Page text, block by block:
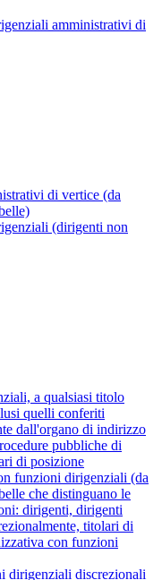
amministrativi di
di vertice (da
(dirigenti non
a qualsiasi titolo
quelli conferiti
dall'organo di indirizzo
pubbliche di
di posizione
funzioni dirigenziali (da
che distinguano le
dirigenti, dirigenti
titolari di
con funzioni
dirigenziali discrezionali